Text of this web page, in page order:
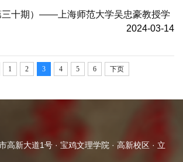
三十期）——上海师范大学吴忠豪教授学
2024-03-14
1 2 3 4 5 6 下页
高新大道1号 · 宝鸡文理学院 · 高新校区 · 立